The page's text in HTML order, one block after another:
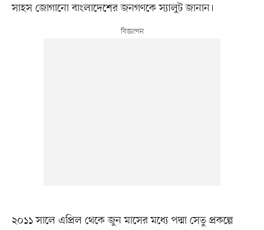
সাহস জোগানো বাংলাদেশের জনগণকে স্যালুট জানান।
২০১১ সালে এপ্রিল থেকে জুন মাসের মধ্যে পদ্মা সেতু প্রকল্পে